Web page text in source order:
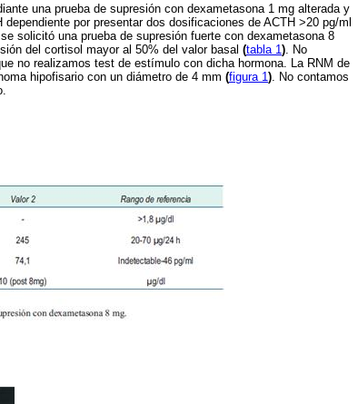
una prueba de supresión con dexametasona 1 mg alterada y
por presentar dos dosificaciones de ACTH >20 pg/ml
solicitó una prueba de supresión fuerte con dexametasona 8
del cortisol mayor al 50% del valor basal (tabla 1) . No
no realizamos test de estímulo con dicha hormona. La RNM de
hipofisario con un diámetro de 4 mm (figura 1) . No contamos